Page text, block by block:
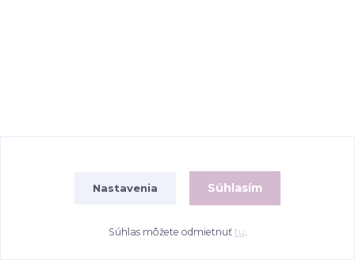
Nastavenia Súhlasím
Súhlas môžete odmietnuť tu